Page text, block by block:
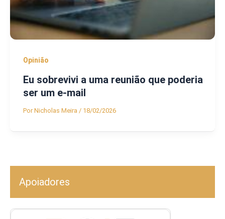
Opinião
Eu sobrevivi a uma reunião que poderia
ser um e-mail
PorNicholas Meira / 18/02/2026
Apoiadores